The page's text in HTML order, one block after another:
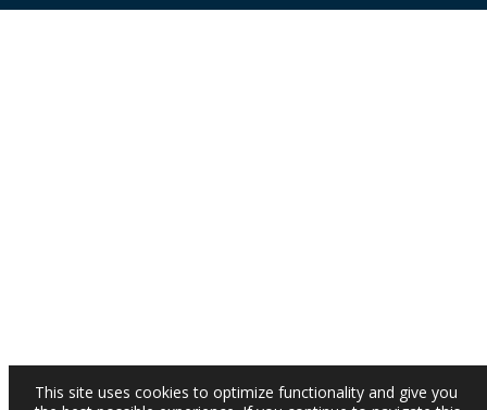
This site uses cookies to optimize functionality and give you